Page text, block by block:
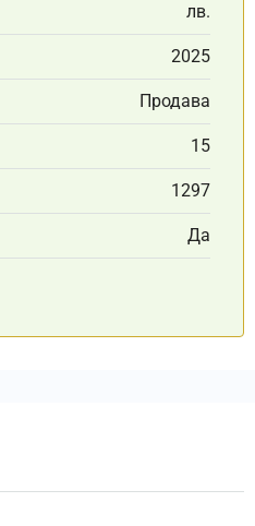
лв.
2025
Продава
15
1297
Да